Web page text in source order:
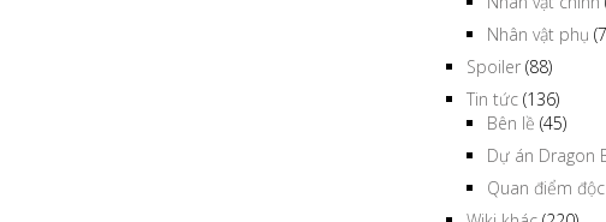
Dragon Ball Z
Nhân vật chính
Nhân vật phụ
Spoiler (88)
Tin tức(136)
Bên lề
Dự án Dragon